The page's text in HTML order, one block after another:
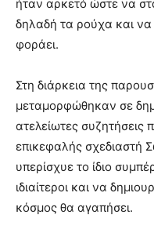
ήταν αρκετό ώστε να
δηλαδή τα ρούχα και
φοράει.
Στη διάρκεια της
μεταμορφώθηκαν σε
ατελείωτες συζητήσεις
επικεφαλής σχεδιαστή
υπερίσχυε το ίδιο
ιδιαίτεροι και να
κόσμος θα αγαπήσει.